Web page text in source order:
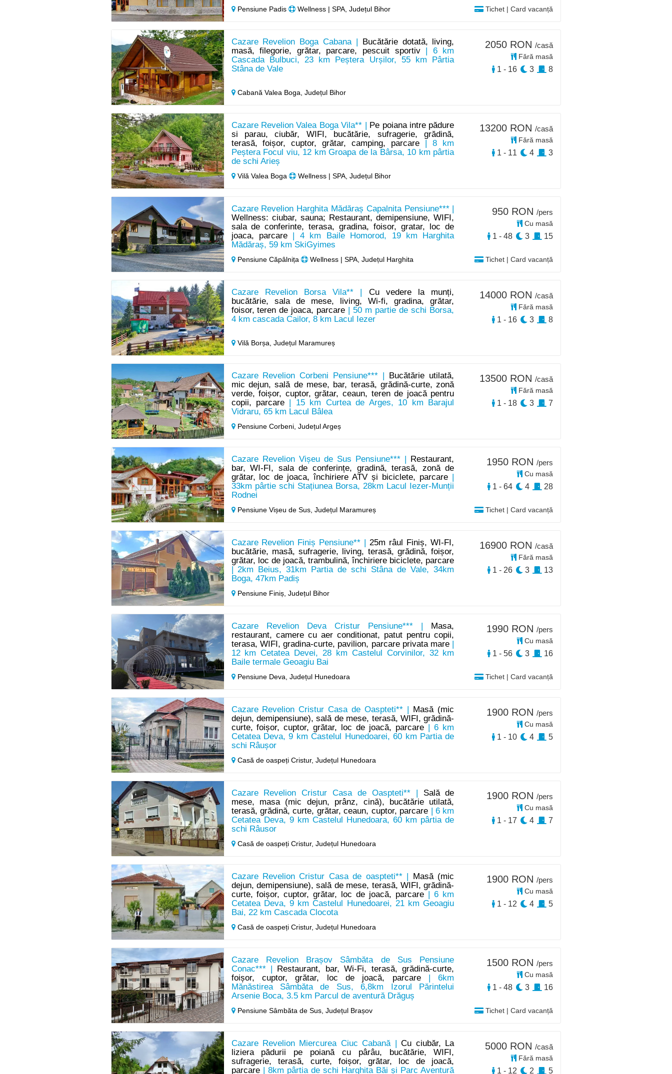
Pensiune Padis Wellness | SPA, Județul Bihor Tichet | Card vacanță
Cazare Revelion Boga Cabana |
Bucătărie dotată, living,
masă, filegorie, grătar, parcare, pescuit sportiv| 6 km
Cascada Bulbuci, 23 km Peștera Urșilor, 55 km Pârtia
Stâna de Vale
Cabană Valea Boga, Județul Bihor
2050 RON /casă
Fără masă
1 - 16 3 8
Cazare Revelion Valea Boga Vila** |
Pe poiana intre pădure
si parau, ciubăr, WIFI, bucătărie, sufragerie, grădină,
terasă, foișor, cuptor, grătar, camping, parcare | 8 km
Peștera Focul viu, 12 km Groapa de la Bârsa, 10 km pârtia
de schi Arieș
Vilă Valea Boga Wellness | SPA, Județul Bihor
13200 RON /casă
Fără masă
1 - 11 4 3
Cazare Revelion Harghita Mădăraș Capalnita Pensiune*** |
Wellness: ciubar, sauna; Restaurant, demipensiune, WIFI,
sala de conferinte, terasa, gradina, foisor, gratar, loc de
joaca, parcare| 4 km Baile Homorod, 19 km Harghita
Mădăraș, 59 km SkiGyimes
Pensiune Căpâlnița Wellness | SPA, Județul Harghita Tichet | Card vacanță
950 RON /pers
Cu masă
1 - 48 3 15
Cazare Revelion Borsa Vila** | Cu vedere la munți,
bucătărie, sala de mese, living, Wi-fi, gradina, grătar,
foisor, teren de joaca, parcare | 50 m partie de schi Borsa,
4 km cascada Cailor, 8 km Lacul Iezer
Vilă Borșa, Județul Maramureș
14000 RON /casă
Fără masă
1 - 16 3 8
Cazare Revelion Corbeni Pensiune*** |
Bucătărie utilată,
mic dejun, sală de mese, bar, terasă, grădină-curte, zonă
verde, foișor, cuptor, grătar, ceaun, teren de joacă pentru
copii, parcare | 15 km Curtea de Arges, 10 km Barajul
Vidraru, 65 km Lacul Bâlea
Pensiune Corbeni, Județul Argeș
13500 RON /casă
Fără masă
1 - 18 3 7
Cazare Revelion Vișeu de Sus Pensiune*** |
Restaurant,
bar, WI-FI, sala de conferințe, gradină, terasă, zonă de
grătar, loc de joaca, închiriere ATV și biciclete, parcare
33km pârtie schi Stațiunea Borsa, 28km Lacul Iezer-Munții
Rodnei
Pensiune Vișeu de Sus, Județul Maramureș Tichet | Card vacanță
1950 RON /pers
Cu masă
1 - 64 4 28
Cazare Revelion Finiș Pensiune** |25m râul Finiș, WI-FI,
bucătărie, masă, sufragerie, living, terasă, grădină, foișor,
grătar, loc de joacă, trambulină, închiriere biciclete, parcare
| 2km Beius, 31km Partia de schi Stâna de Vale, 34km
Boga, 47km Padiș
Pensiune Finiș, Județul Bihor
16900 RON /casă
Fără masă
1 - 26 3 13
Cazare Revelion Deva Cristur Pensiune*** | Masa,
restaurant, camere cu aer conditionat, patut pentru copii,
terasa, WIFI, gradina-curte, pavilion, parcare privata mare
12 km Cetatea Devei, 28 km Castelul Corvinilor, 32 km
Baile termale Geoagiu Bai
Pensiune Deva, Județul Hunedoara Tichet | Card vacanță
1990 RON /pers
Cu masă
1 - 56 3 16
Cazare Revelion Cristur Casa de Oaspteti** | Masă (mic
dejun, demipensiune), sală de mese, terasă, WIFI, grădină-
curte, foișor, cuptor, grătar, loc de joacă, parcare | 6 km
Cetatea Deva, 9 km Castelul Hunedoarei, 60 km Partia de
schi Râușor
Casă de oaspeți Cristur, Județul Hunedoara
1900 RON /pers
Cu masă
1 - 10 4 5
Cazare Revelion Cristur Casa de Oaspteti** | Sală de
mese, masa (mic dejun, prânz, cină), bucătărie utilată,
terasă, grădină, curte, grătar, ceaun, cuptor, parcare | 6 km
Cetatea Deva, 9 km Castelul Hunedoara, 60 km pârtia de
schi Râusor
Casă de oaspeți Cristur, Județul Hunedoara
1900 RON /pers
Cu masă
1 - 17 4 7
Cazare Revelion Cristur Casa de oaspteti** |
Masă (mic
dejun, demipensiune), sală de mese, terasă, WIFI, grădină-
curte, foișor, cuptor, grătar, loc de joacă, parcare | 6 km
Cetatea Deva, 9 km Castelul Hunedoarei, 21 km Geoagiu
Bai, 22 km Cascada Clocota
Casă de oaspeți Cristur, Județul Hunedoara
1900 RON /pers
Cu masă
1 - 12 4 5
Cazare Revelion Brașov Sâmbăta de Sus Pensiune
Conac*** |
Restaurant, bar, Wi-Fi, terasă, grădină-curte,
foișor, cuptor, grătar, loc de joacă, parcare| 6km
Mănăstirea Sâmbăta de Sus, 6,8km Izorul Părintelui
Arsenie Boca, 3.5 km Parcul de aventură Drăguș
Pensiune Sâmbăta de Sus, Județul Brașov Tichet | Card vacanță
1500 RON /pers
Cu masă
1 - 48 3 16
Cazare Revelion Miercurea Ciuc Cabană |Cu ciubăr, La
liziera pădurii pe poiană cu pârâu, bucătărie, WIFI,
sufragerie, terasă, curte, foișor, grătar, loc de joacă,
parcare| 8km pârtia de schi Harghita Băi și Parc Aventură
5000 RON /casă
Fără masă
1 - 12 2 5